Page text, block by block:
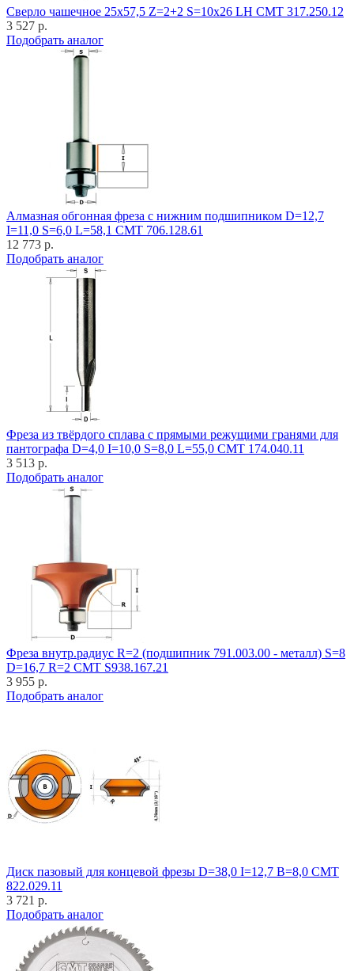
Cверло чашечное 25x57,5 Z=2+2 S=10x26 LH CMT 317.250.12
3 527 р.
Подобрать аналог
Алмазная обгонная фреза с нижним подшипником D=12,7
I=11,0 S=6,0 L=58,1 CMT 706.128.61
12 773 р.
Подобрать аналог
Фреза из твёрдого сплава с прямыми режущими гранями для
пантографа D=4,0 I=10,0 S=8,0 L=55,0 CMT 174.040.11
3 513 р.
Подобрать аналог
Фреза внутр.радиус R=2 (подшипник 791.003.00 - металл) S=8
D=16,7 R=2 CMT S938.167.21
3 955 р.
Подобрать аналог
Диск пазовый для концевой фрезы D=38,0 I=12,7 B=8,0 CMT
822.029.11
3 721 р.
Подобрать аналог